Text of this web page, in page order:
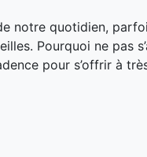
notre quotidien,
Pourquoi ne pas
pour s’offrir à